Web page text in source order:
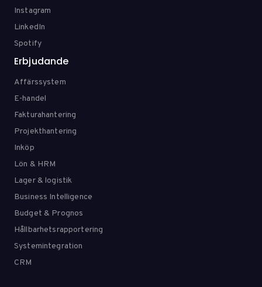
Instagram
LinkedIn
Spotify
Erbjudande
Affärssystem
E-handel
Fakturahantering
Projekthantering
Inköp
Lön & HRM
Lager & logistik
Business Intelligence
Budget & Prognos
Hållbarhetsrapportering
Systemintegration
CRM